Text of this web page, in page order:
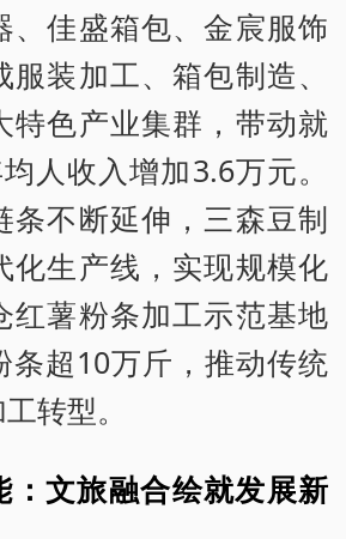
、佳盛箱包、金宸服饰
装加工、箱包制造、
特色产业集群，带动就
人收入增加3.6万元。
条不断延伸，三森豆制
化生产线，实现规模化
红薯粉条加工示范基地
条超10万斤，推动传统
转型。
：文旅融合绘就发展新